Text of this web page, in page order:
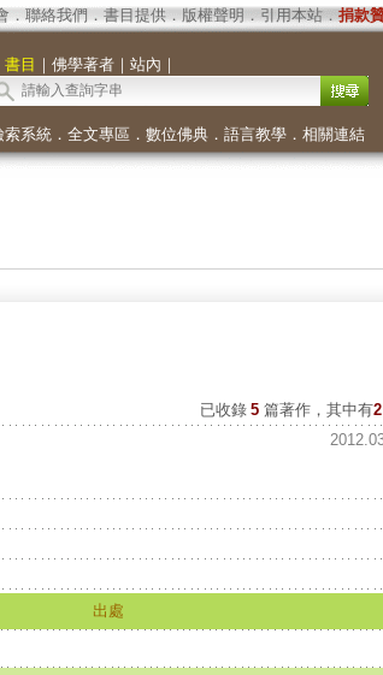
． 聯絡我們 ． 書目提供． 版權聲明 ． 引用本站． 捐款
書目 ｜ 佛學著者｜ 站內 ｜
索系統． 全文專區 ． 數位佛典． 語言教學． 相關連結
已收錄 5 篇著作，其中有2
出處